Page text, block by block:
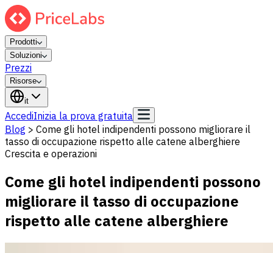
Prodotti
Soluzioni
Prezzi
Risorse
it
AccediInizia la prova gratuita
Blog > Come gli hotel indipendenti possono migliorare il
tasso di occupazione rispetto alle catene alberghiere
Crescita e operazioni
Come gli hotel indipendenti possono
migliorare il tasso di occupazione
rispetto alle catene alberghiere